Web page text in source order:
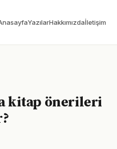
YazılarHakkımızdaİletişim
kitap önerileri